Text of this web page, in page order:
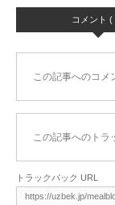
コメント (
この記事へのコメ
この記事へのトラ
トラックバック URL